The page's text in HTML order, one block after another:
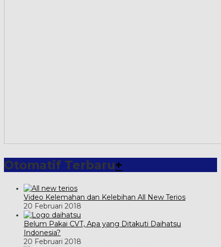
Otomatif Terbaru+
Video Kelemahan dan Kelebihan All New Terios
20 Februari 2018
Belum Pakai CVT, Apa yang Ditakuti Daihatsu
Indonesia?
20 Februari 2018